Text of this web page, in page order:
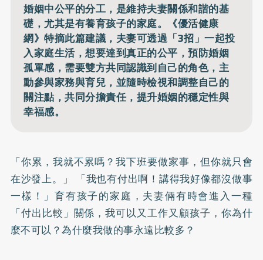
婚姻中公平的分工，是維持夫妻關係和諧的基
礎，尤其是有養育孩子的家庭。《優活健康
網》特摘此篇建議，夫妻可透過「3招」一起投
入家庭生活，想要達到真正的公平，預防婚姻
孤單感，需要雙方共同認識到自己的角色，主
動參與家務與育兒，並隨時檢視和調整自己的
關注點，共同分擔責任，提升婚姻的穩定性與
幸福感。
「你累，我就不累嗎？我下班要做家事，但你就只會
在沙發上。」 「我也有付出啊！講得我好像都沒做事
一樣！」育有孩子的家庭，夫妻倆有時會進入一種
「付出比較」關係，我可以又工作又顧孩子，你為什
麼不可以？為什麼我做的事永遠比較多？